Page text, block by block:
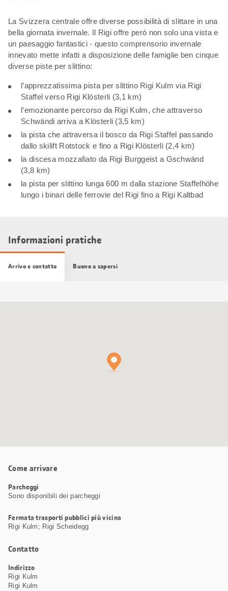
La Svizzera centrale offre diverse possibilità di slittare in una
bella giornata invernale. Il Rigi offre però non solo una vista e
un paesaggio fantastici - questo comprensorio invernale
innevato mette infatti a disposizione delle famiglie ben cinque
diverse piste per slittino:
l’apprezzatissima pista per slittino Rigi Kulm via Rigi
Staffel verso Rigi Klösterli (3,1 km)
l’emozionante percorso da Rigi Kulm, che attraverso
Schwändi arriva a Klösterli (3,5 km)
la pista che attraversa il bosco da Rigi Staffel passando
dallo skilift Rotstock e fino a Rigi Klösterli (2,4 km)
la discesa mozzafiato da Rigi Burggeist a Gschwänd
(3,8 km)
la pista per slittino lunga 600 m dalla stazione Staffelhöhe
lungo i binari delle ferrovie del Rigi fino a Rigi Kaltbad
Informazioni pratiche
Arrivo e contatto Buono a sapersi
Come arrivare
Parcheggi
Sono disponibili dei parcheggi
Fermata trasporti pubblici più vicina
Rigi Kulm; Rigi Scheidegg
Contatto
Indirizzo
Rigi Kulm
Rigi Kulm